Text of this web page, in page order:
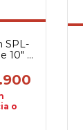
SPL-
10" a
o